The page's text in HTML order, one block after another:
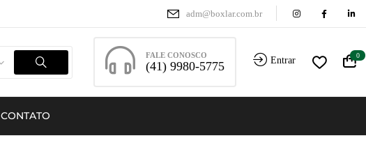
adm@boxlar.com.br
FALE CONOSCO
(41) 9980-5775 Entrar 0
CONTATO